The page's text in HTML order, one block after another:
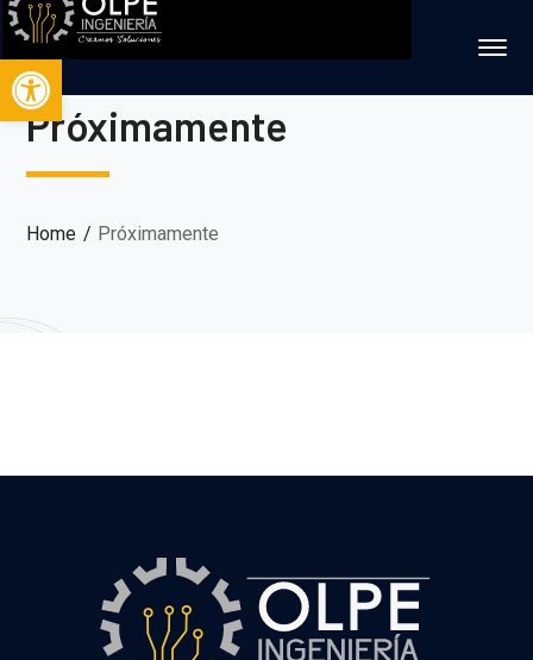
Abrir barra de herramientas
Próximamente
Home Próximamente